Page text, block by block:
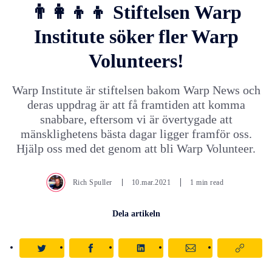
👨‍👩‍👦‍👦 Stiftelsen Warp
Institute söker fler Warp
Volunteers!
Warp Institute är stiftelsen bakom Warp News och
deras uppdrag är att få framtiden att komma
snabbare, eftersom vi är övertygade att
mänsklighetens bästa dagar ligger framför oss.
Hjälp oss med det genom att bli Warp Volunteer.
Rich Spuller 10.mar.2021 1 min read
Dela artikeln